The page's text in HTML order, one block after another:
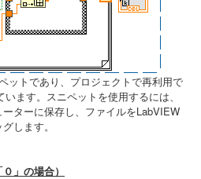
ットであり、プロジェクトで再利用で
ます。スニペットを使用するには、
ターに保存し、ファイルをLabVIEW
します。
」の場合）